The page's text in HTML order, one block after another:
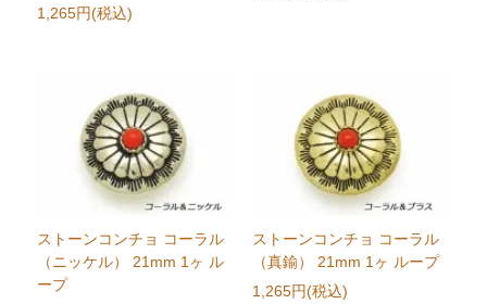
1,265円(税込)
ストーンコンチョ コーラル
（ニッケル） 21mm 1ヶ ル
ープ
ストーンコンチョ コーラル
（真鍮） 21mm 1ヶ ループ
1,265円(税込)